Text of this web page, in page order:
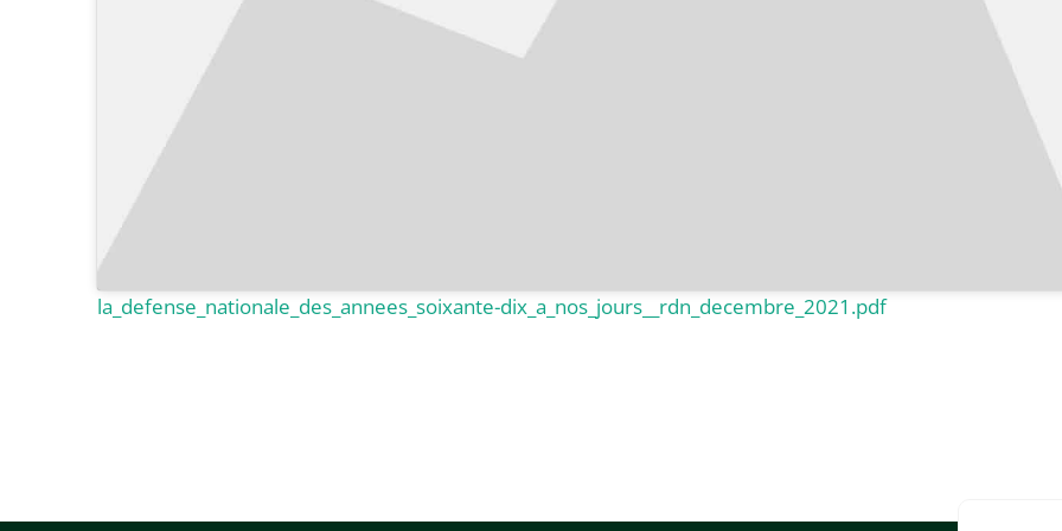
la_defense_nationale_des_annees_soixante-dix_a_nos_jours__rdn_decembre_2021.pdf